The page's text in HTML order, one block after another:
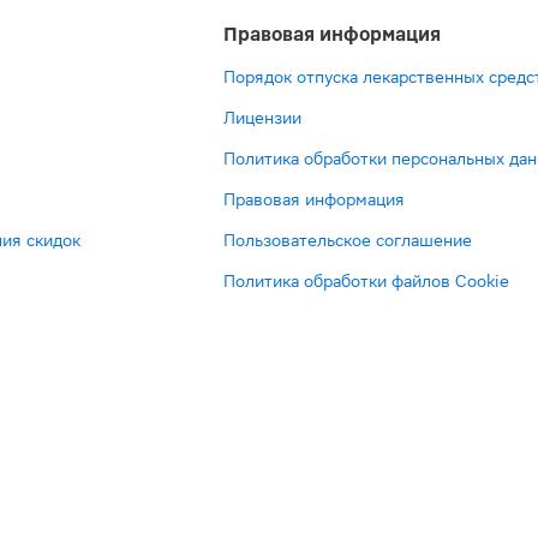
скидок
Правовая информация
Порядок отпуска лекарственных
Лицензии
Политика обработки персональных
Правовая информация
Пользовательское соглашение
Политика обработки файлов Cookie